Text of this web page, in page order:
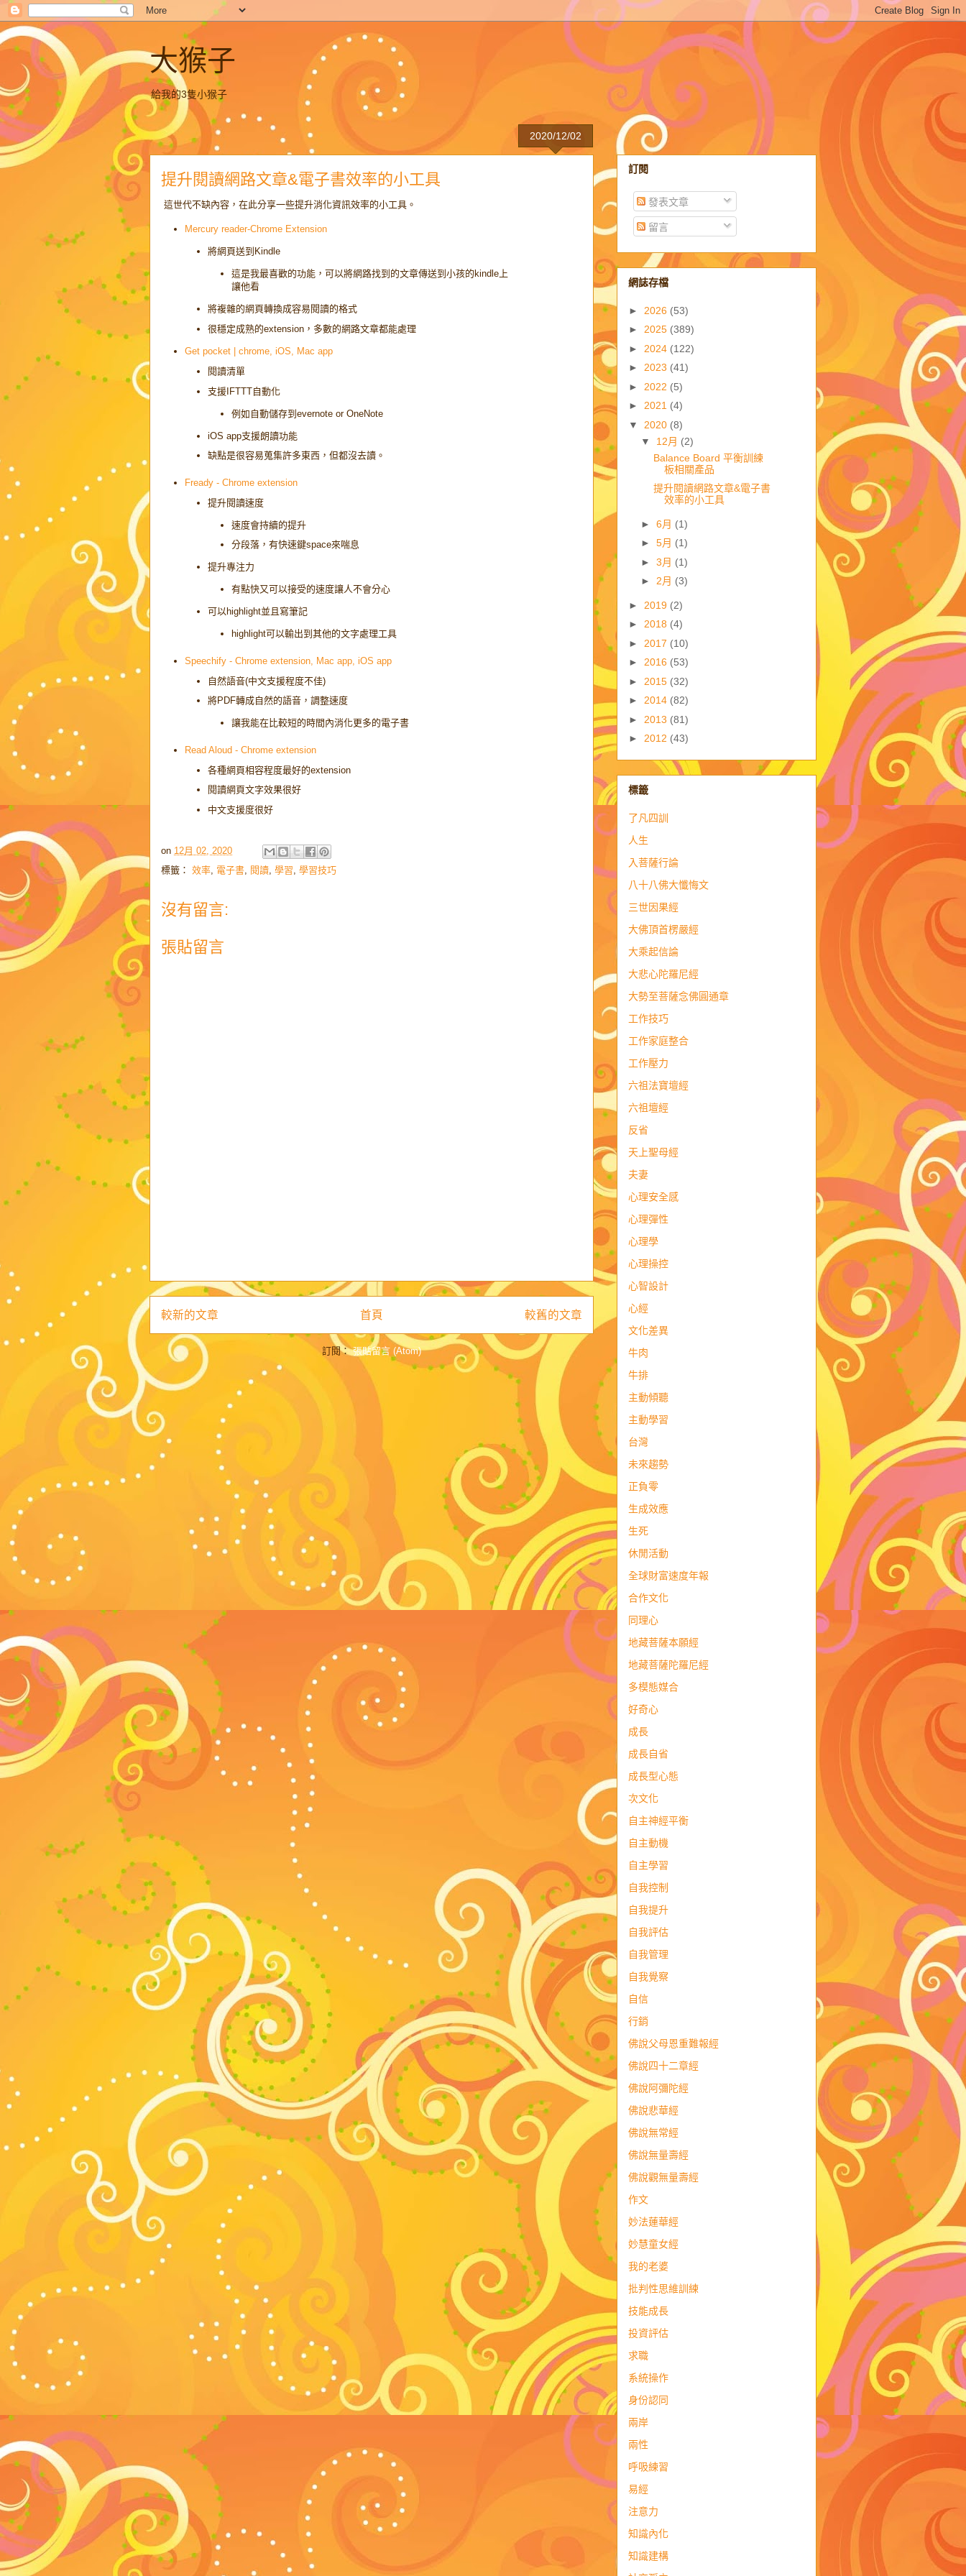
大猴子
給我的3隻小猴子
2020/12/02
提升閱讀網路文章&電子書效率的小工具
這世代不缺內容，在此分享一些提升消化資訊效率的小工具。
Mercury reader-Chrome Extension
將網頁送到Kindle
這是我最喜歡的功能，可以將網路找到的文章傳送到小孩的kindle上
讓他看
將複雜的網頁轉換成容易閱讀的格式
很穩定成熟的extension，多數的網路文章都能處理
Get pocket | chrome, iOS, Mac app
閱讀清單
支援IFTTT自動化
例如自動儲存到evernote or OneNote
iOS app支援朗讀功能
缺點是很容易蒐集許多東西，但都沒去讀。
Fready - Chrome extension
提升閱讀速度
速度會持續的提升
分段落，有快速鍵space來喘息
提升專注力
有點快又可以接受的速度讓人不會分心
可以highlight並且寫筆記
highlight可以輸出到其他的文字處理工具
Speechify - Chrome extension, Mac app, iOS app
自然語音(中文支援程度不佳)
將PDF轉成自然的語音，調整速度
讓我能在比較短的時間內消化更多的電子書
Read Aloud - Chrome extension
各種網頁相容程度最好的extension
閱讀網頁文字效果很好
中文支援度很好
on 12月 02, 2020
標籤： 效率, 電子書, 閱讀, 學習, 學習技巧
沒有留言:
張貼留言
較新的文章 較舊的文章
首頁
訂閱：張貼留言 (Atom)
訂閱
發表文章
留言
網誌存檔
► 2026 (53)
► 2025 (389)
► 2024 (122)
► 2023 (41)
► 2022 (5)
► 2021 (4)
▼ 2020 (8)
▼ 12月 (2)
Balance Board 平衡訓練
板相關產品
提升閱讀網路文章&電子書
效率的小工具
► 6月 (1)
► 5月 (1)
► 3月 (1)
► 2月 (3)
► 2019 (2)
► 2018 (4)
► 2017 (10)
► 2016 (53)
► 2015 (32)
► 2014 (82)
► 2013 (81)
► 2012 (43)
標籤
了凡四訓
人生
入菩薩行論
八十八佛大懺悔文
三世因果經
大佛頂首楞嚴經
大乘起信論
大悲心陀羅尼經
大勢至菩薩念佛圓通章
工作技巧
工作家庭整合
工作壓力
六祖法寶壇經
六祖壇經
反省
天上聖母經
夫妻
心理安全感
心理彈性
心理學
心理操控
心智設計
心經
文化差異
牛肉
牛排
主動傾聽
主動學習
台灣
未來趨勢
正負零
生成效應
生死
休閒活動
全球財富速度年報
合作文化
同理心
地藏菩薩本願經
地藏菩薩陀羅尼經
多模態媒合
好奇心
成長
成長自省
成長型心態
次文化
自主神經平衡
自主動機
自主學習
自我控制
自我提升
自我評估
自我管理
自我覺察
自信
行銷
佛說父母恩重難報經
佛說四十二章經
佛說阿彌陀經
佛說悲華經
佛說無常經
佛說無量壽經
佛說觀無量壽經
作文
妙法蓮華經
妙慧童女經
我的老婆
批判性思維訓練
技能成長
投資評估
求職
系統操作
身份認同
兩岸
兩性
呼吸練習
易經
注意力
知識內化
知識建構